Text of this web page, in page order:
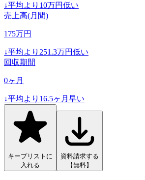
↓平均より 10万円低い
売上高(月間)
175万円
↓平均より 251.3万円低い
回収期間
0ヶ月
↓平均より 16.5ヶ月早い
キープリストに
入れる
資料請求する
【無料】